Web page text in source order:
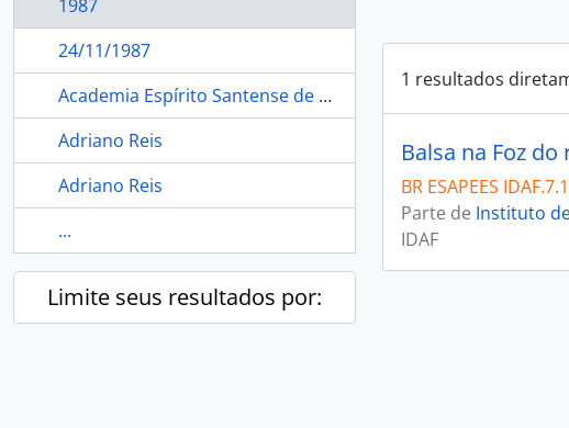
1987
24/11/1987
Academia Espírito Santense de Letras
Adriano Reis
Adriano Reis
...
Limite seus resultados por:
1 resultados
Balsa na Foz do
BR ESAPEES
Parte de Instituto
IDAF